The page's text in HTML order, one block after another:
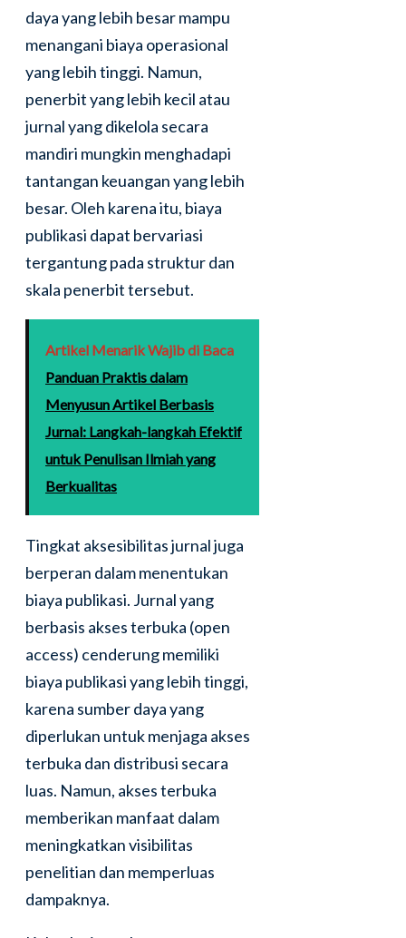
daya yang lebih besar mampu
menangani biaya operasional
yang lebih tinggi. Namun,
penerbit yang lebih kecil atau
jurnal yang dikelola secara
mandiri mungkin menghadapi
tantangan keuangan yang lebih
besar. Oleh karena itu, biaya
publikasi dapat bervariasi
tergantung pada struktur dan
skala penerbit tersebut.
Artikel Menarik Wajib di Baca
Panduan Praktis dalam
Menyusun Artikel Berbasis
Jurnal: Langkah-langkah Efektif
untuk Penulisan Ilmiah yang
Berkualitas
Tingkat aksesibilitas jurnal juga
berperan dalam menentukan
biaya publikasi. Jurnal yang
berbasis akses terbuka (open
access) cenderung memiliki
biaya publikasi yang lebih tinggi,
karena sumber daya yang
diperlukan untuk menjaga akses
terbuka dan distribusi secara
luas. Namun, akses terbuka
memberikan manfaat dalam
meningkatkan visibilitas
penelitian dan memperluas
dampaknya.